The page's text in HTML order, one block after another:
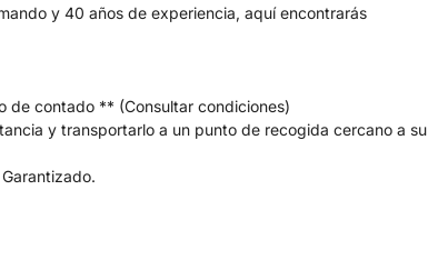
y 40 años de experiencia, aquí encontrarás
de contado ** (Consultar condiciones)
y transportarlo a un punto de recogida cercano a su